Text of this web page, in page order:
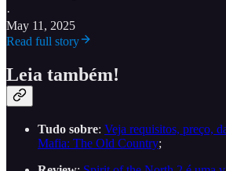
·
May 11, 2025
Read full story
Leia também!
Tudo sobre: Veja requisitos, preço,
Mafia: The Old Country;